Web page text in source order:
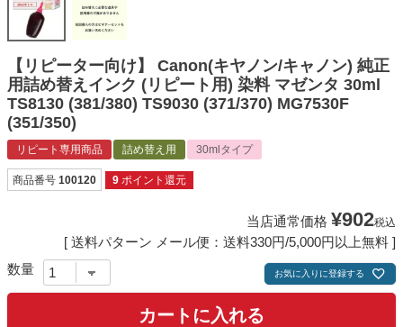
よくある質問
お問い合わせ
会員専用商品
説明書ダウンロード
【リピーター向け】 Canon(キヤノン/キャノン) 純正
用詰め替えインク (リピート用) 染料 マゼンタ 30ml
TS8130 (381/380) TS9030 (371/370) MG7530F
(351/350)
リピート専用商品 詰め替え用 30mlタイプ
商品番号 100120 9 ポイント還元
当店通常価格 ¥902税込
送料パターン メール便：送料330円/5,000円以上無料
お気に入りに登録する
カートに入れる